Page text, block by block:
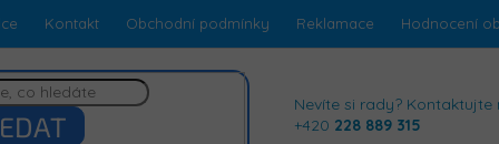
Kontakt Obchodní podmínky Reklamace Hodnocení
Nevíte si rady? Kontaktujte
+420 228 889 315